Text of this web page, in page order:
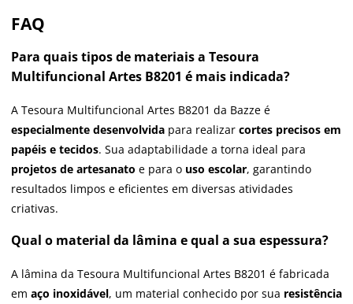
FAQ
Para quais tipos de materiais a Tesoura
Multifuncional Artes B8201 é mais indicada?
A Tesoura Multifuncional Artes B8201 da Bazze é
especialmente desenvolvida para realizar cortes precisos em
papéis e tecidos. Sua adaptabilidade a torna ideal para
projetos de artesanato e para o uso escolar, garantindo
resultados limpos e eficientes em diversas atividades
criativas.
Qual o material da lâmina e qual a sua espessura?
A lâmina da Tesoura Multifuncional Artes B8201 é fabricada
em aço inoxidável, um material conhecido por sua resistência